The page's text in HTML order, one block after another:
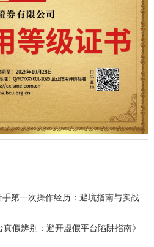
手第一次操作经历：避坑指南与实战
假辨别：避开虚假平台陷阱指南》